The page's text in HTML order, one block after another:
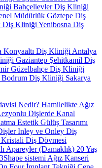
Bahçelievler Diş Kliniği
Müdürlük Göztepe Diş
Diş Kliniği Yenibosna Diş
Konyaaltı Diş Kliniği Antalya
Gaziantep Şehitkamil Diş
Güzelbahçe Diş Kliniği
Bodrum Diş Kliniği Sakarya
Nedir? Hamilelikte Ağız
Dişlerde Kanal
Estetik Gülüş Tasarımı
Inley ve Onley Diş
Diş Dövmesi
Apareyler (Damaklık) 20 Yaş
3Shape sistemi Ağız Kanseri